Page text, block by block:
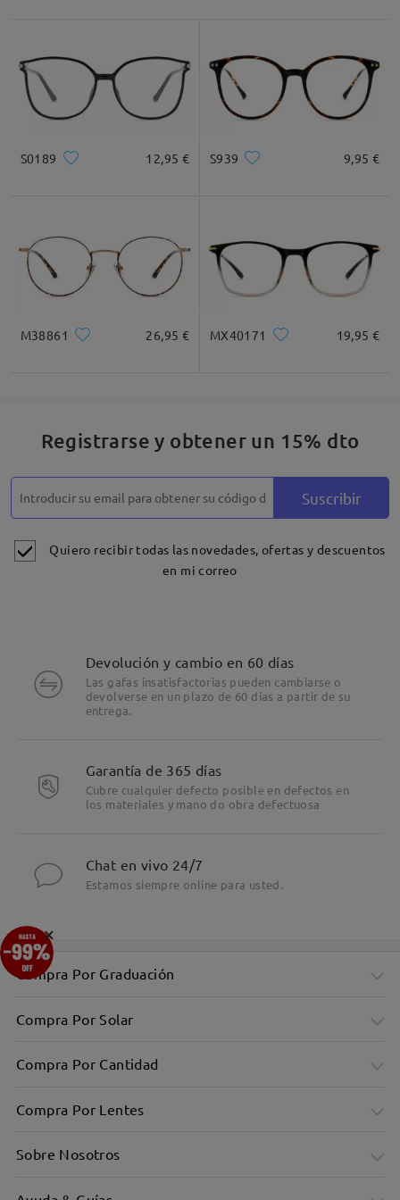
comentarios
Deje su comentario
S0189 12,95 € S939 9,95 €
M38861 26,95 € MX40171 19,95 €
Registrarse y obtener un 15% dto
Suscribir
Quiero recibir todas las novedades, ofertas y descuentos
en mi correo
Devolución y cambio en 60 días
Las gafas insatisfactorias pueden cambiarse o
devolverse en un plazo de 60 días a partir de su
entrega.
Garantía de 365 días
Cubre cualquier defecto posible en defectos en
los materiales y mano do obra defectuosa
Chat en vivo 24/7
Estamos siempre online para usted.
Compra Por Graduación
Compra Por Solar
Compra Por Cantidad
Compra Por Lentes
Sobre Nosotros
×